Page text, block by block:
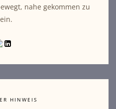
nahe gekommen zu
HINWEIS